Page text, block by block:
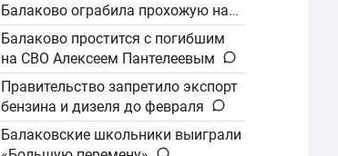
Балаково ограбила прохожую на
улице
Балаково простится с погибшим
на СВО Алексеем Пантелеевым
Правительство запретило экспорт
бензина и дизеля до февраля
Балаковские школьники выиграли